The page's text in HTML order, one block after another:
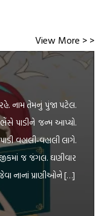
View More > >
નામ તેમનું પુંજા પટેલ.
ભેંસે પાડીને જન્મ આપ્યો.
વહાલી-વહાલી લાગે.
જ જંગલ. ઘણીવાર
નાનાં પ્રાણીઓને […]